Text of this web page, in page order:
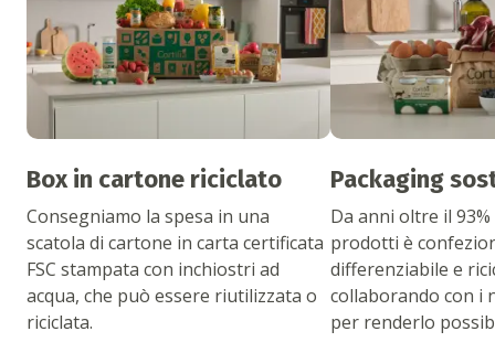
Box in cartone riciclato
Consegniamo la spesa in una
scatola di cartone in carta certificata
FSC stampata con inchiostri ad
acqua, che può essere riutilizzata o
riciclata.
Packaging
Da anni oltre il
prodotti è
differenziabile e
collaborando con
per renderlo